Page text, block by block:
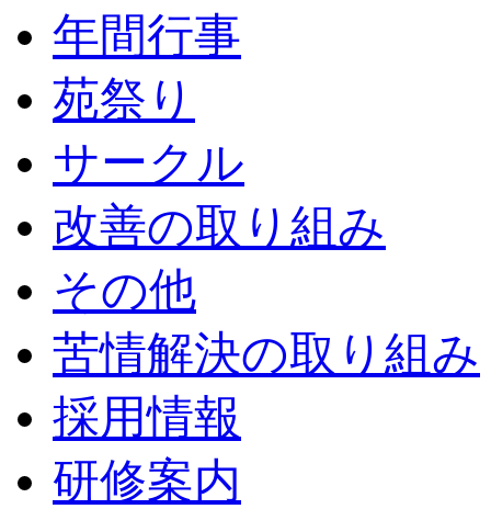
年間行事
苑祭り
サークル
改善の取り組み
その他
苦情解決の取り組み
採用情報
研修案内